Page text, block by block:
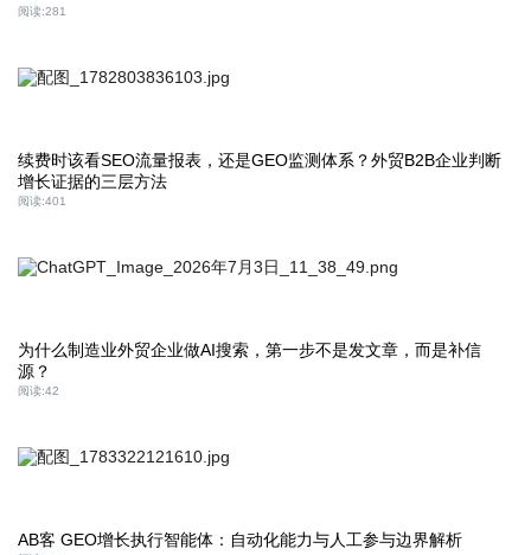
阅读:281
续费时该看SEO流量报表，还是GEO监测体系？外贸B2B企业判断
增长证据的三层方法
阅读:401
为什么制造业外贸企业做AI搜索，第一步不是发文章，而是补信
源？
阅读:42
AB客 GEO增长执行智能体：自动化能力与人工参与边界解析